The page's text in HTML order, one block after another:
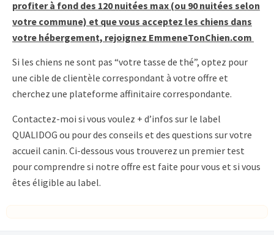
profiter à fond des 120 nuitées max (ou 90 nuitées selon
votre commune) et que vous acceptez les chiens dans
votre hébergement, rejoignez EmmeneTonChien.com
Si les chiens ne sont pas “votre tasse de thé”, optez pour
une cible de clientèle correspondant à votre offre et
cherchez une plateforme affinitaire correspondante.
Contactez-moi si vous voulez + d’infos sur le label
QUALIDOG ou pour des conseils et des questions sur votre
accueil canin. Ci-dessous vous trouverez un premier test
pour comprendre si notre offre est faite pour vous et si vous
êtes éligible au label.